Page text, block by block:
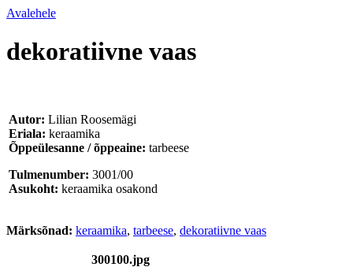
Avalehele
dekoratiivne vaas
Autor: Lilian Roosemägi
Eriala: keraamika
Õppeülesanne / õppeaine: tarbeese
Tulmenumber: 3001/00
Asukoht: keraamika osakond
Märksõnad: keraamika, tarbeese, dekoratiivne vaas
300100.jpg